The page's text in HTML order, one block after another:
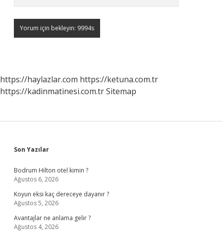
https://haylazlar.com https://ketuna.com.tr
https://kadinmatinesi.com.trSitemap
Sidebar
Son Yazılar
Bodrum Hilton otel kimin ?
Ağustos 6, 2026
Koyun eksi kaç dereceye dayanır ?
Ağustos 5, 2026
Avantajlar ne anlama gelir ?
Ağustos 4, 2026